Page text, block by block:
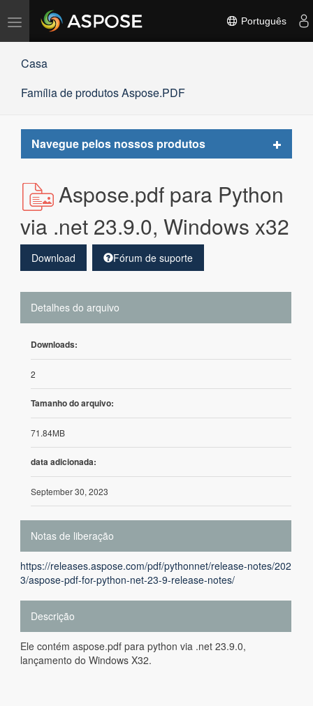
Alternar
navegação
Português
Casa
Família de produtos Aspose.PDF
Navegue pelos nossos produtos
Toggle
Aspose.pdf para Python
via .net 23.9.0, Windows x32
Download Fórum de suporte
Detalhes do arquivo
Downloads:
2
Tamanho do arquivo:
71.84MB
data adicionada:
September 30, 2023
Notas de liberação
https://releases.aspose.com/pdf/pythonnet/release-notes/202
3/aspose-pdf-for-python-net-23-9-release-notes/
Descrição
Ele contém aspose.pdf para python via .net 23.9.0,
lançamento do Windows X32.